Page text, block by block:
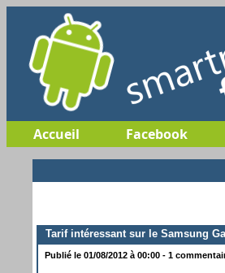
Accueil Facebook
Tarif intéressant sur le Samsung
Publié le 01/08/2012 à 00:00 - 1